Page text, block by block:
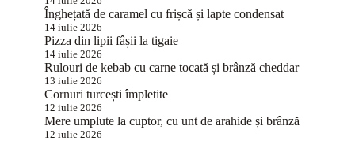
Înghețată de caramel cu frișcă și lapte condensat
14 iulie 2026
Pizza din lipii fâșii la tigaie
14 iulie 2026
Rulouri de kebab cu carne tocată și brânză cheddar
13 iulie 2026
Cornuri turcești împletite
12 iulie 2026
Mere umplute la cuptor, cu unt de arahide și brânză
12 iulie 2026